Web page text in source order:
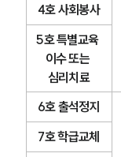
4호 사회봉사
5호 특별교육
이수 또는
심리치료
6호 출석정지
7호 학급교체